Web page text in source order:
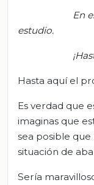
En
estudio.
Hasta aquí el
Es verdad que
imaginas que
sea posible
situación de
Sería